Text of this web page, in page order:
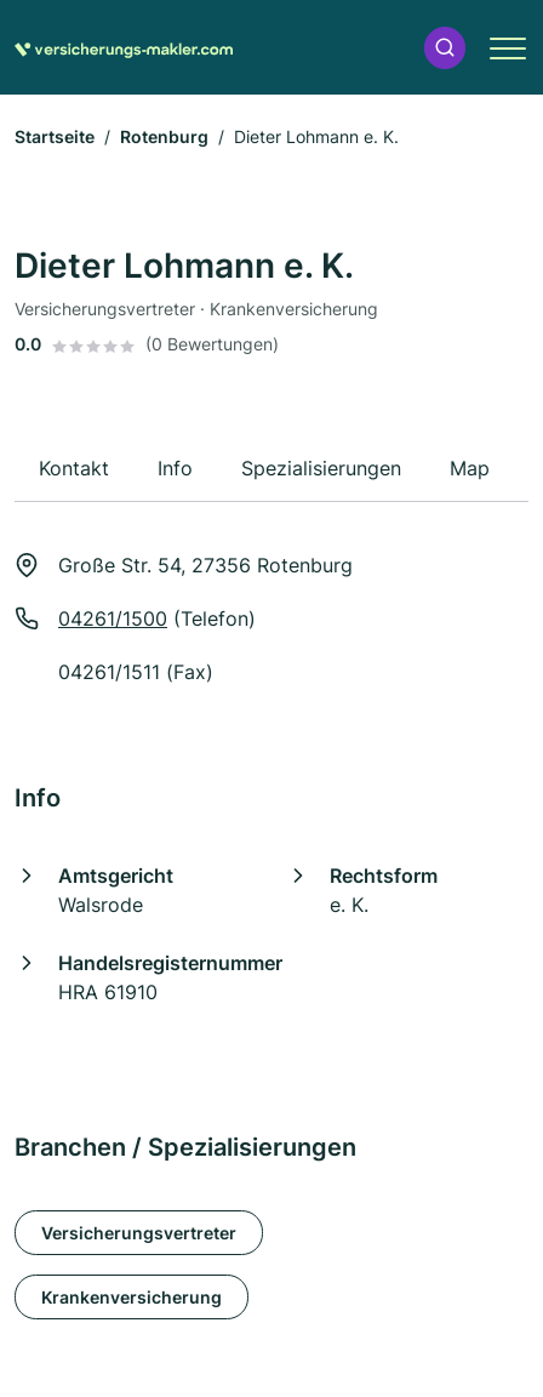
Startseite Rotenburg Dieter Lohmann e. K.
Dieter Lohmann e. K.
Versicherungsvertreter · Krankenversicherung
0.0
(0 Bewertungen)
Kontakt Info Spezialisierungen Map
Große Str. 54, 27356 Rotenburg
04261/1500 (Telefon)
04261/1511 (Fax)
Info
Amtsgericht
Walsrode
Rechtsform
e. K.
Handelsregisternummer
HRA 61910
Branchen / Spezialisierungen
Versicherungsvertreter
Krankenversicherung